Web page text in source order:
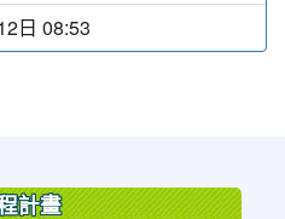
日 08:53
計畫